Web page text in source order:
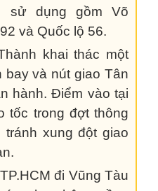
sử dụng gồm Võ
và Quốc lộ 56.
khai thác một
bay và nút giao Tân
hành. Điểm vào tại
tốc trong đợt thông
xung đột giao
đi Vũng Tàu